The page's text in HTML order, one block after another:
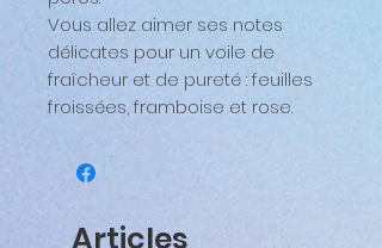
Vous allez aimer ses notes
délicates pour un voile de
fraîcheur et de pureté : feuilles
froissées, framboise et rose.
Articles